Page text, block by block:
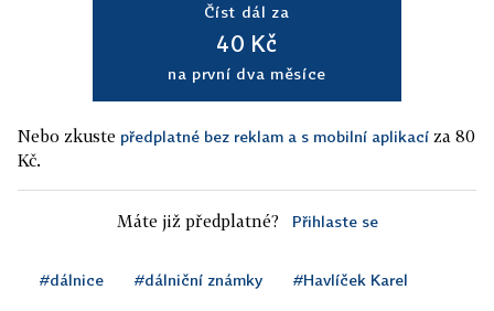
Číst dál za
40 Kč
na první dva měsíce
Nebo zkuste předplatné bez reklam a s mobilní aplikací za 80
Kč.
Máte již předplatné? Přihlaste se
#dálnice #dálniční známky #Havlíček Karel